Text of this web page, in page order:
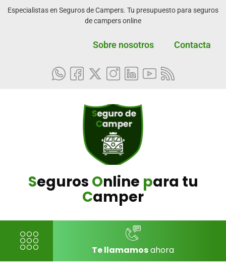
Especialistas en Seguros de Campers. Tu presupuesto para seguros
de campers online
Sobre nosotros Contacta
Seguros Online para tu
Camper
Te llamamosahora